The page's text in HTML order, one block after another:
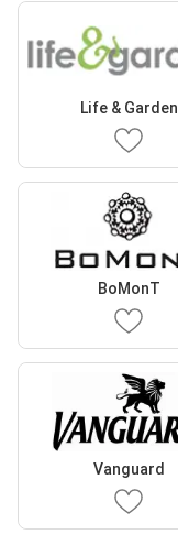
Life & Garden
BoMonT
Vanguard